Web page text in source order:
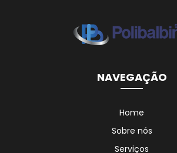
NAVEGAÇÃO
Home
Sobre nós
Serviços